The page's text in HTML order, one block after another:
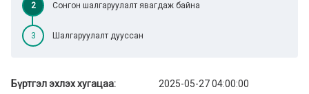
2 Сонгон шалгаруулалт явагдаж байна
3 Шалгаруулалт дууссан
Бүртгэл эхлэх хугацаа:
2025-05-27 04:00:00